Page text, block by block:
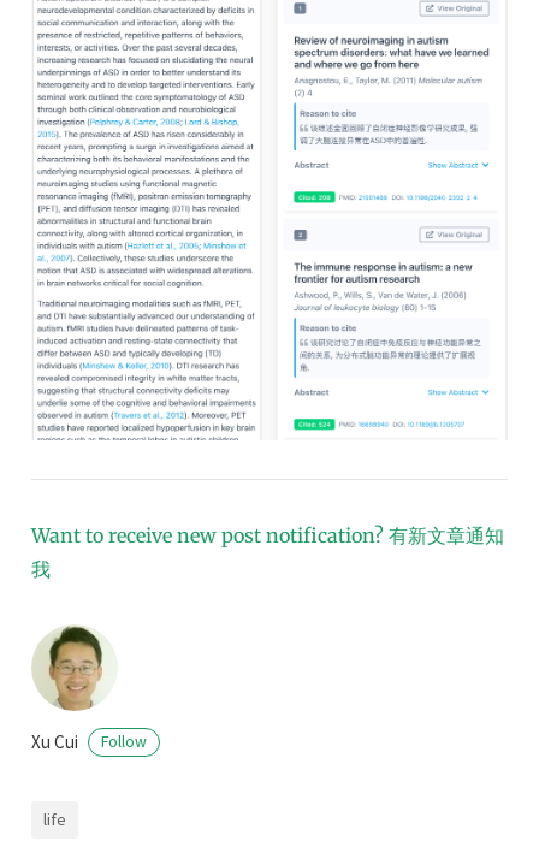
Want to receive new post notification? 有新文章通知
我
Xu Cui Follow
life